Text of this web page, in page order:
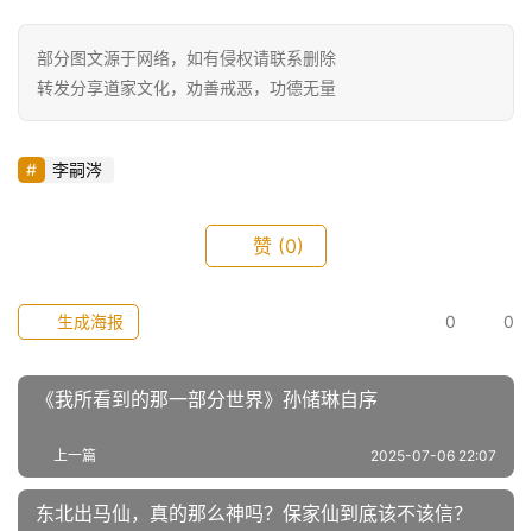
部分图文源于网络，如有侵权请联系删除
转发分享道家文化，劝善戒恶，功德无量
李嗣涔
赞 (0)
0 0
生成海报
《我所看到的那一部分世界》孙储琳自序
上一篇 2025-07-06 22:07
东北出马仙，真的那么神吗？保家仙到底该不该信？